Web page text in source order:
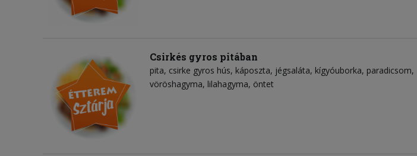
Csirkés gyros pitában
pita csirke gyros hús káposzta jégsaláta kígyóuborka paradicsom
vöröshagyma lilahagyma öntet